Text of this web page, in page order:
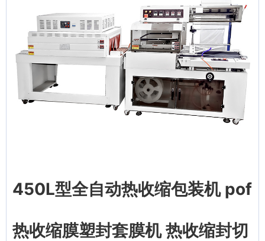
450L型全自动热收缩包装机 pof
热收缩膜塑封套膜机 热收缩封切